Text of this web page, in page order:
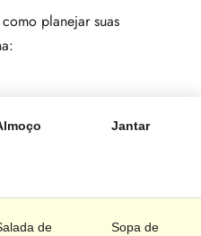
planejar suas
Jantar
de
Sopa de